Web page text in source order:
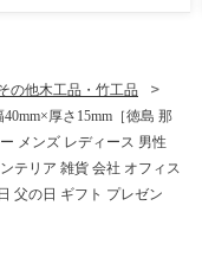
手作り 数量限定 期間限
YT-2_2025
の他木工品・竹工品
厚さ15mm［徳島 那
メンズ レディース 男性
テリア 雑貨 会社 オフィス
父の日 ギフト プレゼン